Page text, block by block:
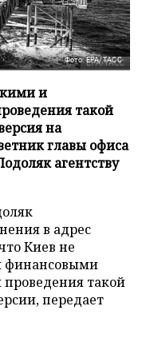
Фото: EPA/ТАСС
и
такой
на
главы офиса
агентству
в адрес
Киев не
финансовыми
такой
передает